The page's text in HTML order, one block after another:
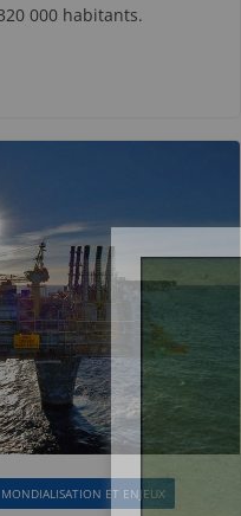
000 habitants.
MONDIALISATION ET ENJEUX